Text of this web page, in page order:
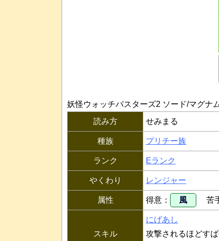
妖怪ウォッチバスターズ2 ソード/マグナ
読み方
せみまる
種族 プリチー族
ランク Eランク
やくわり レンジャー
属性 得意 風 苦
スキル
にげあし
攻撃されるほどすば